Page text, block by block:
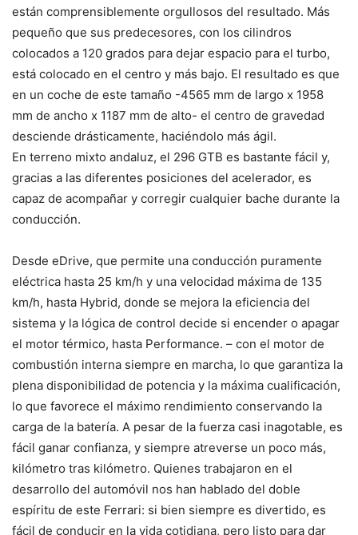
están comprensiblemente orgullosos del resultado. Más
pequeño que sus predecesores, con los cilindros
colocados a 120 grados para dejar espacio para el turbo,
está colocado en el centro y más bajo. El resultado es que
en un coche de este tamaño -4565 mm de largo x 1958
mm de ancho x 1187 mm de alto- el centro de gravedad
desciende drásticamente, haciéndolo más ágil.
En terreno mixto andaluz, el 296 GTB es bastante fácil y,
gracias a las diferentes posiciones del acelerador, es
capaz de acompañar y corregir cualquier bache durante la
conducción.
Desde eDrive, que permite una conducción puramente
eléctrica hasta 25 km/h y una velocidad máxima de 135
km/h, hasta Hybrid, donde se mejora la eficiencia del
sistema y la lógica de control decide si encender o apagar
el motor térmico, hasta Performance. – con el motor de
combustión interna siempre en marcha, lo que garantiza la
plena disponibilidad de potencia y la máxima cualificación,
lo que favorece el máximo rendimiento conservando la
carga de la batería. A pesar de la fuerza casi inagotable, es
fácil ganar confianza, y siempre atreverse un poco más,
kilómetro tras kilómetro. Quienes trabajaron en el
desarrollo del automóvil nos han hablado del doble
espíritu de este Ferrari: si bien siempre es divertido, es
fácil de conducir en la vida cotidiana, pero listo para dar